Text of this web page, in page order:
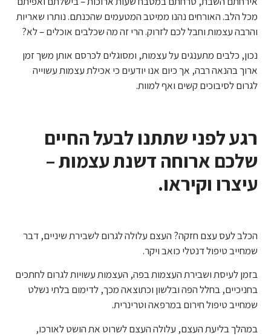
מכל הלב. האורחים נהנו ממיטב המטעמים שהכנתם. נותרו שאריות
והרבה עצמות וחבל לכם לזרוק. הרי זה מה שכלבים אוכלים – לא?
נכון, כלבים מתענגים על עצמות, ומסוגלים לכרסם אותן משך זמן
ארוך בהנאה רבה, אך כיום אנו יודעים כי אכילת עצמות עשוייה
לגרום לסיבוכים קשים ואף למוות.
רגע לפני שתתנו לבעל החיים
שלכם ארוחה דשנת עצמות –
עיצרו וקיראו.
הכלב לעס עצם חזקה? העצם עלולה לגרום לשבירת שיניים, דבר
שמחייב טיפול דנטלי כואב ויקר.
בזמן לעיסת ושבירת העצמות בפה, העצמות עשויות לגרום לחתכים
בחניכיים, בחלל הפה ובלשון וכתוצאה מכך, לדימום בלתי נשלט
שמחייב טיפול חירום במרפאה וטרינרית.
במהלך בליעת העצם, עלולה העצם לשרוט את הושט לאורכו,